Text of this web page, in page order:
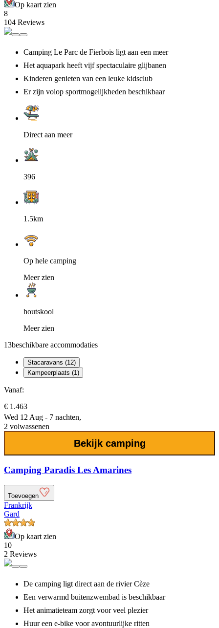
Op kaart zien
8
104 Reviews
Camping Le Parc de Fierbois ligt aan een meer
Het aquapark heeft vijf spectaculaire glijbanen
Kinderen genieten van een leuke kidsclub
Er zijn volop sportmogelijkheden beschikbaar
Direct aan meer
396
1.5km
Op hele camping
Meer zien
houtskool
Meer zien
13beschikbare accommodaties
Stacaravans (12)
Kampeerplaats (1)
Vanaf:
€ 1.463
Wed 12 Aug - 7 nachten,
2 volwassenen
Bekijk camping
Camping Paradis Les Amarines
Toevoegen
Frankrijk
Gard
Op kaart zien
10
2 Reviews
De camping ligt direct aan de rivier Cèze
Een verwarmd buitenzwembad is beschikbaar
Het animatieteam zorgt voor veel plezier
Huur een e-bike voor avontuurlijke ritten